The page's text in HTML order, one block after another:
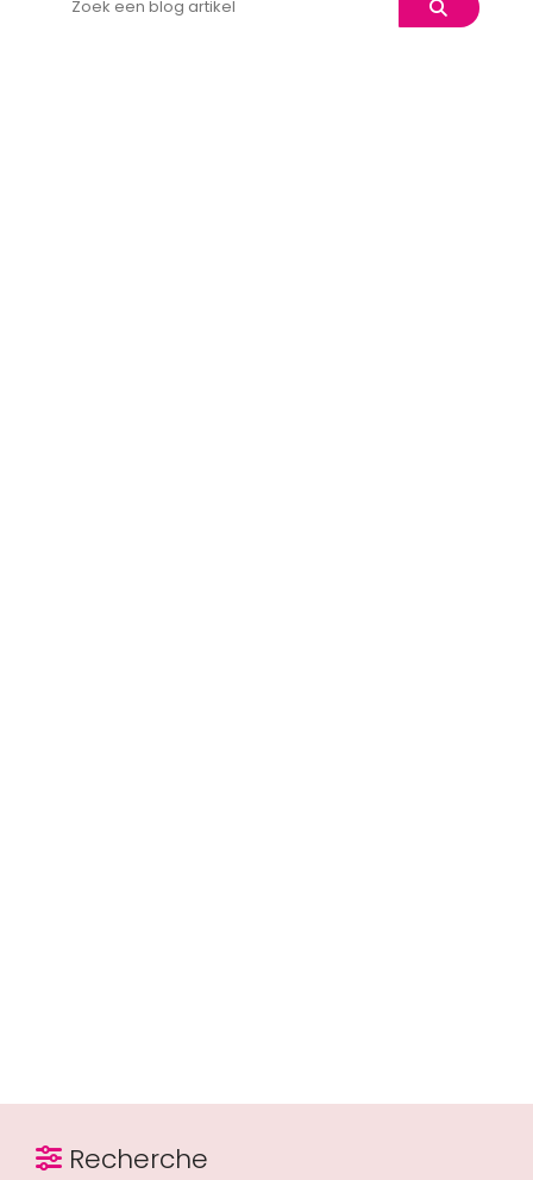
Recherche